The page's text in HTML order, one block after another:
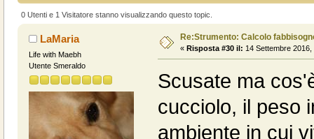
0 Utenti e 1 Visitatore stanno visualizzando questo topic.
LaMaria
Life with Maebh
Utente Smeraldo
Re:Strumento: Calcolo
« Risposta #30 il: 14 Settembre 2016,
Scusate ma
cucciolo, il peso
ambiente in cui